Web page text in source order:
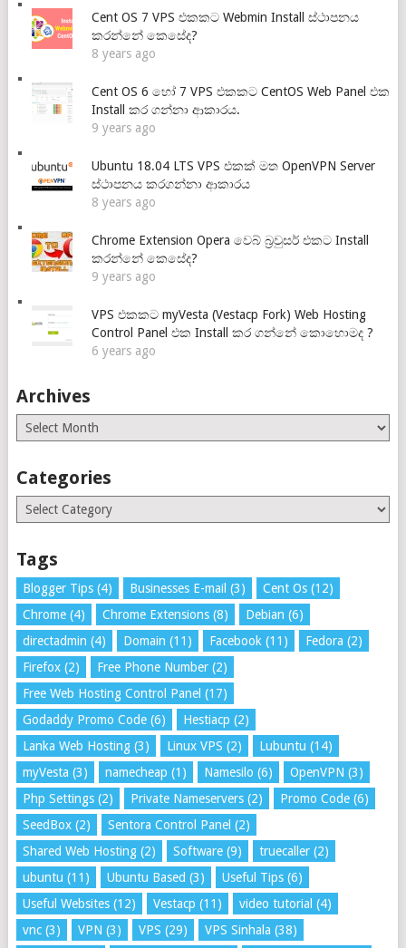
Cent OS 7 VPS එකකට Webmin Install ස්ථාපනය
කරන්නේ කෙසේද?
8 years ago
Cent OS 6 හෝ 7 VPS එකකට CentOS Web Panel එක
Install කර ගන්නා ආකාරය.
9 years ago
Ubuntu 18.04 LTS VPS එකක් මත OpenVPN Server
ස්ථාපනය කරගන්නා ආකාරය
8 years ago
Chrome Extension Opera වෙබ් බ්‍රවුසර් එකට Install
කරන්නේ කෙසේද?
9 years ago
VPS එකකට myVesta (Vestacp Fork) Web Hosting
Control Panel එක Install කර ගන්නේ කොහොමද ?
6 years ago
Archives
Archives
Categories
Categories
Tags
Blogger Tips(4) Businesses E-mail (3) Cent Os(12)
Chrome(4) Chrome Extensions(8) Debian (6)
directadmin (4) Domain (11) Facebook (11) Fedora (2)
Firefox(2) Free Phone Number(2)
Free Web Hosting Control Panel (17)
Godaddy Promo Code(6) Hestiacp (2)
Lanka Web Hosting(3) Linux VPS (2) Lubuntu (14)
myVesta (3) namecheap (1) Namesilo (6) OpenVPN (3)
Php Settings(2) Private Nameservers(2) Promo Code(6)
SeedBox(2) Sentora Control Panel (2)
Shared Web Hosting(2) Software(9) truecaller(2)
ubuntu (11) Ubuntu Based (3) Useful Tips(6)
Useful Websites(12) Vestacp (11) video tutorial (4)
vnc(3) VPN (3) VPS (29) VPS Sinhala (38)